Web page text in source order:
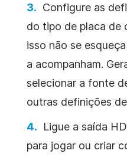
Configure as
do tipo de placa de
isso não se
a acompanham.
selecionar a fonte
outras definições
Ligue a saída
para jogar ou criar